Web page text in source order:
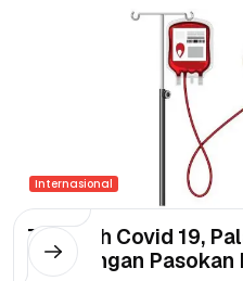
Internasional
Terparah Covid 19,
Kekurangan